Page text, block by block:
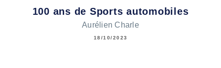
100 ans de Sports automobiles
Aurélien Charle
18/10/2023